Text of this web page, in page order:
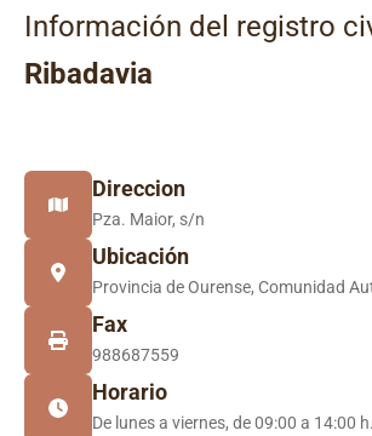
Información del registro
Ribadavia
Direccion
Pza. Maior, s/n
Ubicación
Provincia de Ourense, Comunidad
Fax
988687559
Horario
De lunes a viernes, de 09:00 a 14:00 h.